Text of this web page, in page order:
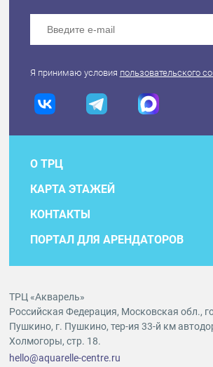
Я принимаю условия пользовательского
О ТРЦ
КАРТА ЭТАЖЕЙ
КОНТАКТЫ
ПОРТАЛ ДЛЯ АРЕНДАТОРОВ
ТРЦ «Акварель»
Российская Федерация, Московская обл.,
Пушкино, г. Пушкино, тер-ия 33-й км
Холмогоры, стр. 18.
hello@aquarelle-centre.ru